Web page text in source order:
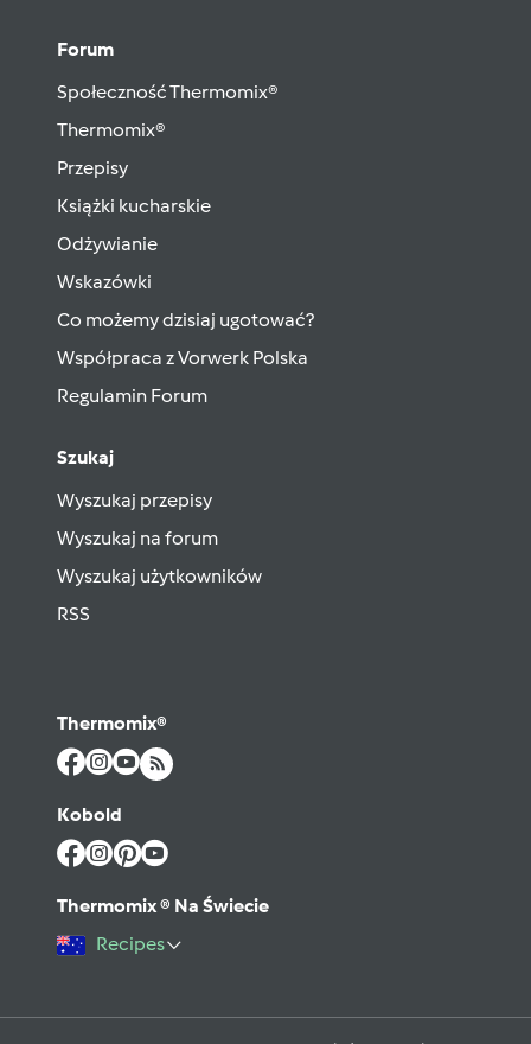
Forum
Społeczność Thermomix®
Thermomix®
Przepisy
Książki kucharskie
Odżywianie
Wskazówki
Co możemy dzisiaj ugotować?
Współpraca z Vorwerk Polska
Regulamin Forum
Szukaj
Wyszukaj przepisy
Wyszukaj na forum
Wyszukaj użytkowników
RSS
Thermomix®
Kobold
Thermomix ® Na Świecie
Recipes